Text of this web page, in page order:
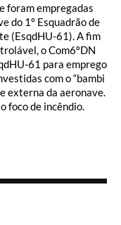
foram empregadas
do 1º Esquadrão de
(EsqdHU-61). A fim
o Com6ºDN
61 para emprego
com o “bambi
externa da aeronave.
foco de incêndio.